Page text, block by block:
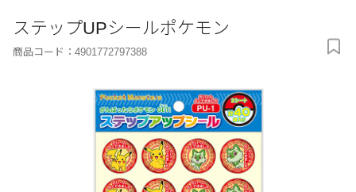
瓶詰
ステップUPシールポケモン
商品コード： 4901772797388